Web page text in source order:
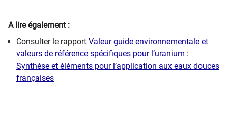
A lire également :
Consulter le rapport Valeur guide environnementale et
valeurs de référence spécifiques pour l’uranium :
Synthèse et éléments pour l’application aux eaux douces
françaises